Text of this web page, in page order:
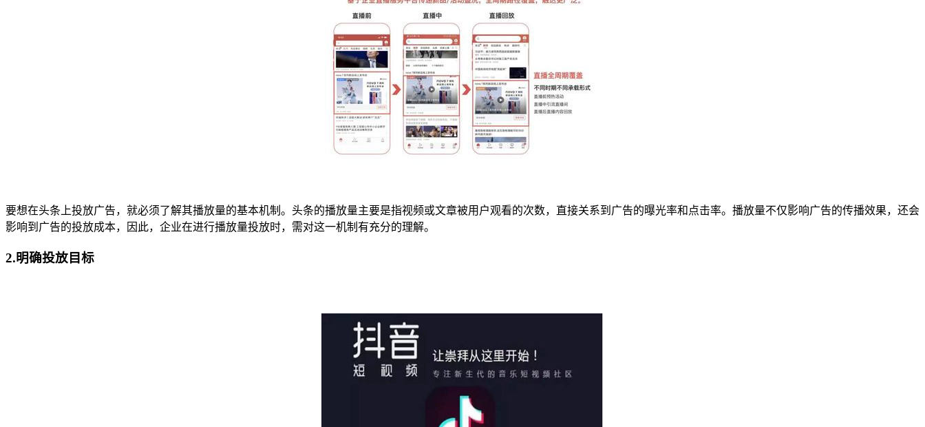
要想在头条上投放广告，就必须了解其播放量的基本机制。头条的播放量主要是指视频或文章被用户观看的次数，直接关系到广告的曝光率和点击率。播放量不仅影响广告的传播效果，还会
影响到广告的投放成本，因此，企业在进行播放量投放时，需对这一机制有充分的理解。
2.明确投放目标